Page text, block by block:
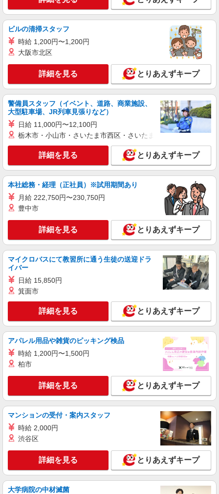
松本市≫家庭的でこぢんまりしたグルホ＊家事
サポートなど
時給1500円〜2125円 ＜日払い有/週払い有/交
キープ 詳細を見る
派遣社員
株式会社kotrio /●MT-H-1875193
デイサービスSTAFF｜面接なし！履歴書不
要！未経験＆無資格OK◎
時給1500円〜2125円 ＜日払い有/週払い有/交
通費全支給(ガソリン代含む)＞
松本市
キープ 詳細を見る
派遣社員
＼収入アップを全面サポート／小規模デイ
STAFF｜資格支援制度あり
時給1500円〜2125円 ＜日払い有/週払い有/交
通費全支給(ガソリン代含む)＞
派遣社員
株式会社kotrio /●MT-H-2066904
松本市＊グループホームSTAFF＊経験不問◎
日収1.2万円も可
時給1500円〜2125円 ＜日払い有/週払い有/交
松本市内
キープ 詳細を見る
派遣社員
株式会社kotrio /●MT-H-1815929
[ 綺麗 ]高級シニアマンションで生活ケア/見守
りなど/松本市
時給1500円〜2125円 ＜日払い有/週払い有/交
通費全支給(ガソリン代含む)＞
ビルの清掃スタッフ
時給 1,200円〜1,200円
大阪市北区
詳細を見る とりあえずキープ
警備員スタッフ（イベント、道路、商業施設、
大型駐車場、JR列車見張りなど）
日給 11,000円〜12,100円
栃木市・小山市・さいたま市西区・さいたま市岩槻区・久喜市・
詳細を見る とりあえずキープ
本社総務・経理（正社員）※試用期間あり
月給 222,750円〜230,750円
豊中市
詳細を見る とりあえずキープ
マイクロバスにて教習所に通う生徒の送迎ドラ
イバー
日給 15,850円
箕面市
詳細を見る とりあえずキープ
アパレル用品や雑貨のピッキング検品
時給 1,200円〜1,500円
柏市
詳細を見る とりあえずキープ
マンションの受付・案内スタッフ
時給 2,000円
渋谷区
詳細を見る とりあえずキープ
大学病院の中材滅菌